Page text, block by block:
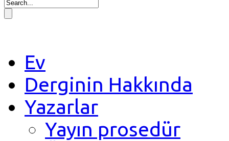
Ev
Derginin Hakkında
Yazarlar
Yayın prosedür